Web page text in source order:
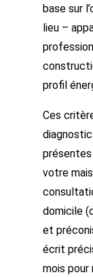
base sur
lieu –
profil
Ces
votre
domicile
et
écrit
mois pour